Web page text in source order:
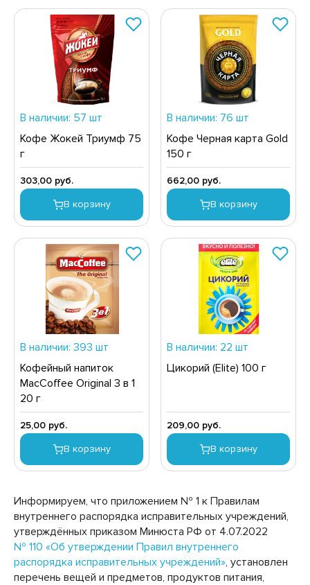
ПРЯНОСТИ, СПЕЦИИ
БЫСТРОГО ПРИГОТОВЛЕНИЯ
И САХАРОЗАМЕНИТЕЛИ
ГАЗИРОВАННЫЕ НАПИТКИ
СОДА
ОРЕХИ, ГРИБЫ
ПРОДУКТ
ШОКОЛАДНЫЕ БАТОНЧИКИ,
ПАСТА
ЛИЧНОЙ ГИГИЕНЫ
МОЮЩИЕ,ЧИСТЯЩИЕ
КАРТЫ
ПРИНАДЛЕЖНОСТИ
В наличии: 57 шт
Кофе Жокей Триумф 75
г
303,00 руб.
В корзину
В наличии: 76 шт
Кофе Черная карта Gold
150 г
662,00 руб.
В корзину
В наличии: 393 шт
Кофейный напиток
MacCoffee Original 3 в 1
20 г
25,00 руб.
В корзину
В наличии: 22 шт
Цикорий (Elite) 100 г
209,00 руб.
В корзину
Информируем, что приложением № 1 к Правилам
внутреннего распорядка исправительных учреждений,
утверждённых приказом Минюста РФ от 4.07.2022
№ 110 «Об утверждении Правил внутреннего
распорядка исправительных учреждений», установлен
перечень вещей и предметов, продуктов питания,